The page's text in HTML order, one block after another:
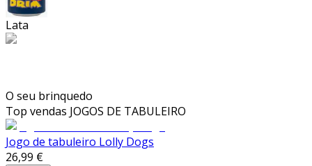
Lata
O seu brinquedo
Top vendas JOGOS DE TABULEIRO
Jogo de tabuleiro Lolly Dogs
26,99 €